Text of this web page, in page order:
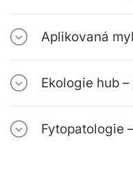
Aplikovaná
Ekologie hub –
Fytopatologie